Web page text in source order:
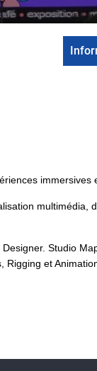
immersives
multimédia,
Studio
et